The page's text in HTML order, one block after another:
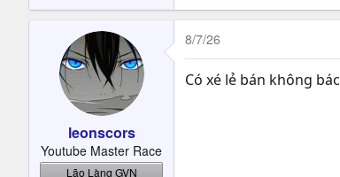
leonscors
Youtube Master Race
Lão Làng GVN
8/7/26
Có xé lẻ bán không bác